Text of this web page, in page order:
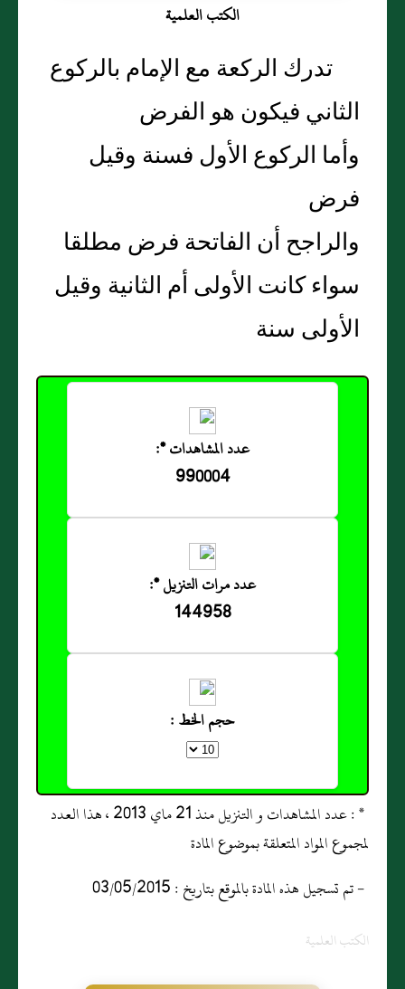
الكتب العلمية
تدرك الركعة مع الإمام بالركوع
الثاني فيكون هو الفرض
وأما الركوع الأول فسنة وقيل
فرض
والراجح أن الفاتحة فرض مطلقا
سواء كانت الأولى أم الثانية وقيل
الأولى سنة
عدد المشاهدات *:
990004
عدد مرات التنزيل *:
144958
حجم الخط :
* : عدد المشاهدات و التنزيل منذ 21 ماي 2013 ، هذا العدد
لمجموع المواد المتعلقة بموضوع المادة
- تم تسجيل هذه المادة بالموقع بتاريخ : 03/05/2015
الكتب العلمية